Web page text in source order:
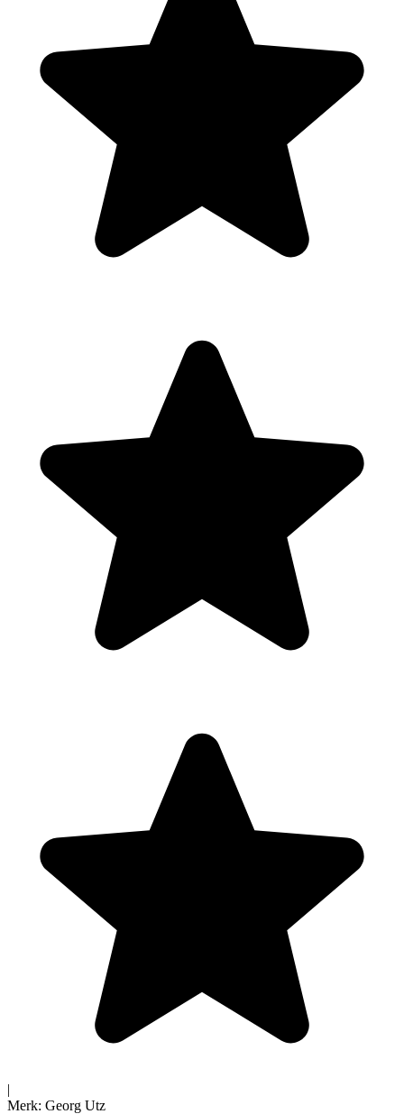
|
Merk: Georg Utz